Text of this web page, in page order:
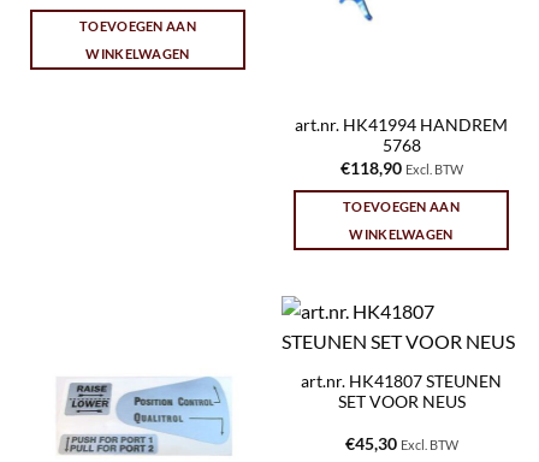
TOEVOEGEN AAN
WINKELWAGEN
art.nr. HK41994 HANDREM
5768
€118,90 Excl. BTW
TOEVOEGEN AAN
WINKELWAGEN
art.nr. HK41807 STEUNEN
SET VOOR NEUS
€45,30 Excl. BTW